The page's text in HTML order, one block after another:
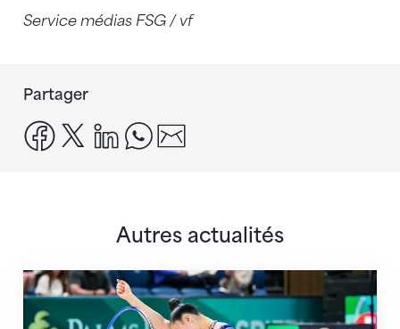
Service médias FSG / vf
Partager
facebook
x linkedinwhatsapp
Autres actualités
Prochaine étape : les Championnats du monde